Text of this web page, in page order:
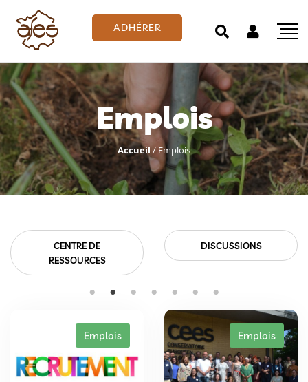
ADHÉRER
Emplois
Accueil/ Emplois
CENTRE DE
RESSOURCES
DISCUSSIONS
Emplois Emplois